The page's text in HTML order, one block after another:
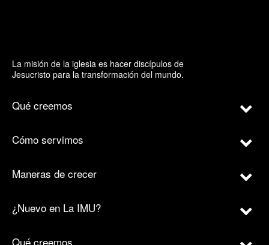
La misión de la iglesia es hacer discípulos de
Jesucristo para la transformación del mundo.
Qué creemos
Cómo servimos
Maneras de crecer
¿Nuevo en La IMU?
Qué creemos